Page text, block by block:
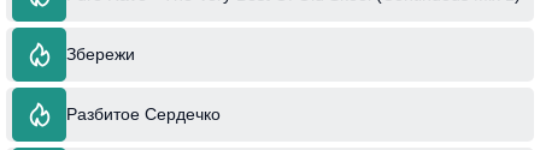
Збережи
Разбитое Сердечко